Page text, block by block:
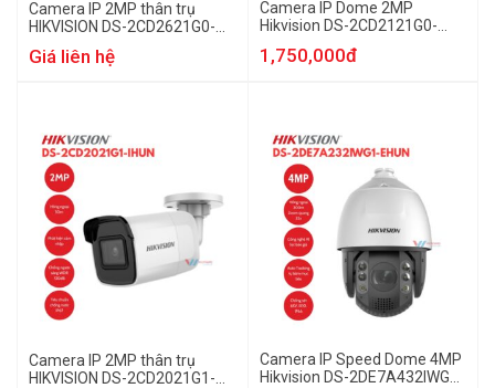
Camera IP 2MP thân trụ
HIKVISION DS-2CD2621G0-
Giá liên hệ
Camera IP Dome 2MP
Hikvision DS-2CD2121G0-
1,750,000đ
Camera IP 2MP thân trụ
HIKVISION DS-2CD2021G1-
Camera IP Speed Dome 4MP
Hikvision DS-2DE7A432IWG1-